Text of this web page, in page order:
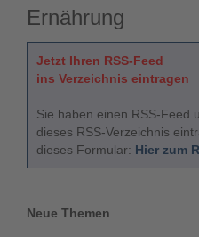
Ernährung
Jetzt Ihren RSS-Feed
ins Verzeichnis eintragen
Sie haben einen RSS-Feed
dieses RSS-Verzeichnis
dieses Formular: Hier zum
Neue Themen